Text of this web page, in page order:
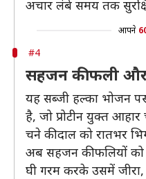
अचार लंबे समय तक
आपने
#4
सहजन की फली और
यह सब्जी हल्का भोजन
है, जो प्रोटीन युक्त
चने की दाल को रातभर
अब सहजन की फलियों
घी गरम करके उसमें